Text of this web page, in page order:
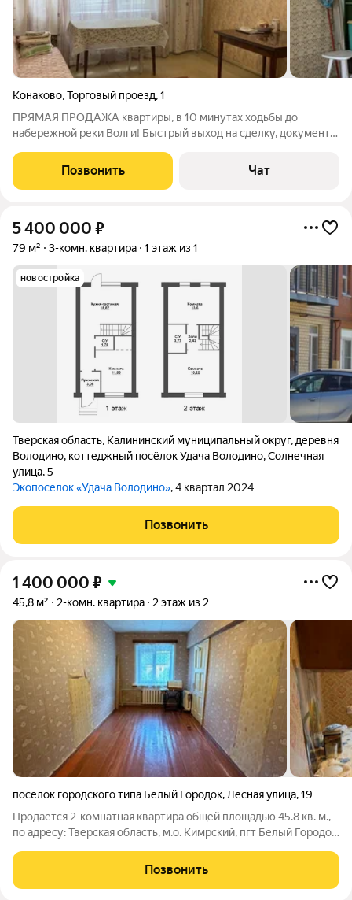
Конаково,Торговый проезд,1
ПРЯМАЯ ПРОДАЖА квартиры, в 10 минутах ходьбы до
набережной реки Волги! Быстрый выход на сделку, документы
лет, один взрослый Собственник. Подходит под ипотеку, без
перепланировок. Дом панельный
Позвонить Чат
5 400 000 ₽
79 м² 3-комн. квартира 1 этаж из 1
новостройка
Тверская область, Калининский муниципальный округ, деревня
Володино, коттеджный посёлок Удача Володино,Солнечная
улица,5
Экопоселок «Удача Володино», 4 квартал 2024
Позвонить
1 400 000 ₽
45,8 м² 2-комн. квартира 2 этаж из 2
посёлок городского типа Белый Городок, Лесная улица,19
Продается 2-комнатная квартира общей площадью 45.8 кв. м.,
по адресу: Тверская область, м.о. Кимрский, пгт Белый Городок,
состоит из кухни 6 кв.м., двух смежных комнат (18 кв.м. и 15
кв.м.),
Позвонить